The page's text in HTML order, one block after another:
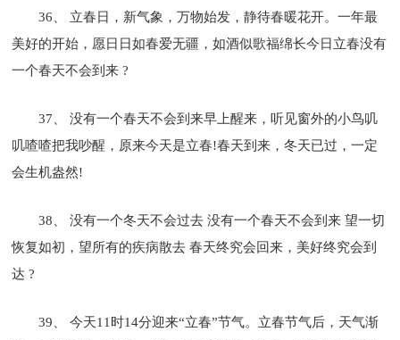
36、 立春日，新气象，万物始发，静待春暖花开。一年最
美好的开始，愿日日如春爱无疆，如酒似歌福绵长今日立春没有
一个春天不会到来 ?
37、 没有一个春天不会到来早上醒来，听见窗外的小鸟叽
叽喳喳把我吵醒，原来今天是立春!春天到来，冬天已过，一定
会生机盎然!
38、 没有一个冬天不会过去 没有一个春天不会到来 望一切
恢复如初，望所有的疾病散去 春天终究会回来，美好终究会到
达 ?
39、 今天11时14分迎来“立春”节气。立春节气后，天气渐